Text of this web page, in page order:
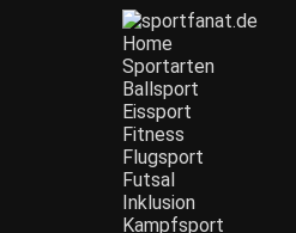
Home
Sportarten
Ballsport
Eissport
Fitness
Flugsport
Futsal
Inklusion
Kampfsport